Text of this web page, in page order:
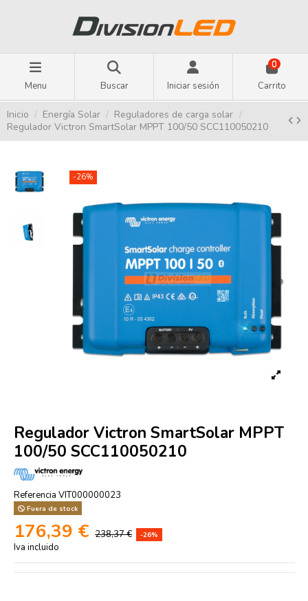
Menu Buscar Iniciar sesión
0
Carrito
Inicio Energía Solar
Reguladores de carga solar
Regulador Victron SmartSolar MPPT 100/50 SCC110050210
-26%
Regulador Victron SmartSolar MPPT
100/50 SCC110050210
Referencia VIT000000023
Fuera de stock
176,39 € 238,37 € -26%
Iva incluido